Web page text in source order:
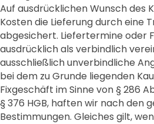
Auf ausdrücklichen Wunsch des
Kosten die Lieferung durch eine
abgesichert. Liefertermine oder
ausdrücklich als verbindlich
ausschließlich unverbindliche
bei dem zu Grunde liegenden
Fixgeschäft im Sinne von § 286
§ 376 HGB, haften wir nach den
Bestimmungen. Gleiches gilt,